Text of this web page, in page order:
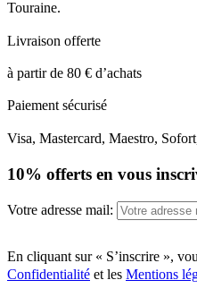
Touraine.
Livraison offerte
à partir de 80 € d’achats
Paiement sécurisé
Visa, Mastercard, Maestro,
10% offerts en vous
Votre adresse mail:
En cliquant sur « S’inscrire »,
Confidentialité et les Mentions